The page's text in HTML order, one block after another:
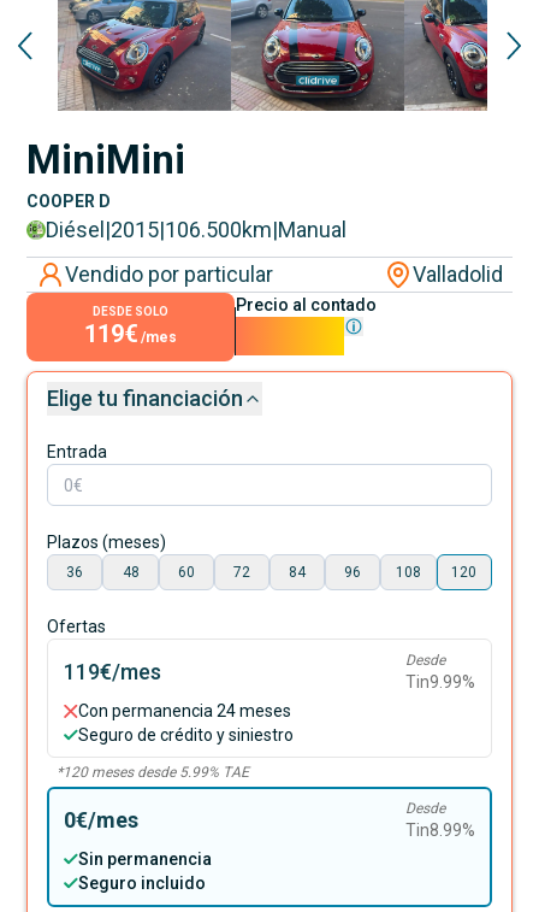
MiniMini
COOPER D
Diésel |2015|106.500km|Manual
Vendido por particular
Valladolid
DESDE SOLO
119€ /mes
Precio al contado
Elige tu financiación
Entrada
Plazos (meses)
36 48 60 72 84 96 108 120
Ofertas
119€/mes Desde
Tin9.99%
Con permanencia 24 meses
Seguro de crédito y siniestro
*120meses desde 5.99% TAE
0€/mes Desde
Tin8.99%
Sin permanencia
Seguro incluido